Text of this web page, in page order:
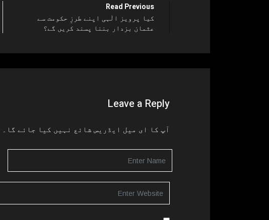
Read Previous
کیا پرویز الٰہی اپنے طرزِ حکومت سے
عثمان بزدار بننا پسند کریں گے؟
Leave a Reply
آپ کا ای میل ایڈریس شائع نہیں کیا جائے گا۔